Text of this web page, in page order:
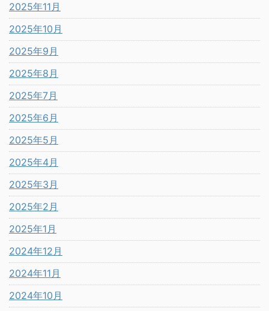
2025年11月
2025年10月
2025年9月
2025年8月
2025年7月
2025年6月
2025年5月
2025年4月
2025年3月
2025年2月
2025年1月
2024年12月
2024年11月
2024年10月